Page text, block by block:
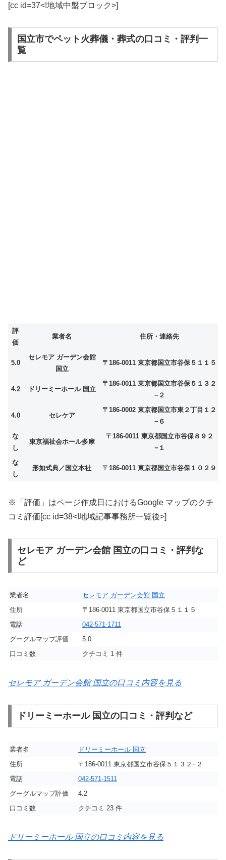
[cc id=37<!地域中盤ブロック>]
国立市でペット火葬儀・葬式の口コミ・評判一
覧
評
価
業者名 住所・連絡先
5.0
セレモア ガーデン会館
国立
〒186-0011 東京都国立市谷保５１１５
4.2 ドリーミーホール 国立
〒186-0011 東京都国立市谷保５１３２
−２
4.0 セレケア
〒186-0002 東京都国立市東２丁目１２
−６
な
し
東京福祉会ホール多摩
〒186-0011 東京都国立市谷保８９２
−１
な
し
形如式典／国立本社 〒186-0011 東京都国立市谷保１０２９
※「評価」はページ作成日におけるGoogle マップのクチ
コミ評価[cc id=38<!地域記事事務所一覧後>]
セレモア ガーデン会館 国立の口コミ・評判な
ど
業者名
セレモア ガーデン会館 国立
住所
〒186-0011 東京都国立市谷保５１１５
電話
042-571-1711
グーグルマップ評価
5.0
口コミ数
クチコミ 1 件
セレモア ガーデン会館 国立の口コミ内容を見る
ドリーミーホール 国立の口コミ・評判など
業者名
ドリーミーホール 国立
住所
〒186-0011 東京都国立市谷保５１３２−２
電話
042-571-1511
グーグルマップ評価
4.2
口コミ数
クチコミ 23 件
ドリーミーホール 国立の口コミ内容を見る